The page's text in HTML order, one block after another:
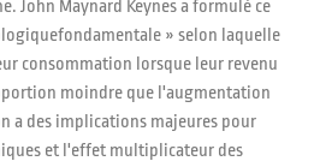
John Maynard Keynes a formulé ce
» selon laquelle
consommation lorsque leur revenu
moindre que l'augmentation
a des implications majeures pour
et l'effet multiplicateur des